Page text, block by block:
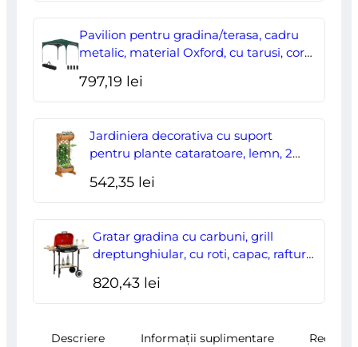
a
fost:
este:
178,00 lei.
Pavilion pentru gradina/terasa, cadru
metalic, material Oxford, cu tarusi, corzi
2.95×2.95×2.55 m
797,19 lei
Jardiniera decorativa cu suport
pentru plante cataratoare, lemn, 2
542,35 lei
Gratar gradina cu carbuni, grill
dreptunghiular, cu roti, capac, rafturi,
820,43 lei
Descriere Informații suplimentare